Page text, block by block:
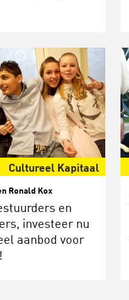
Cultureel Kapitaal
Ronald Kox
en
investeer nu
aanbod voor